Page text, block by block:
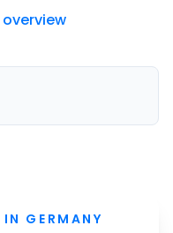
overview
IN GERMANY